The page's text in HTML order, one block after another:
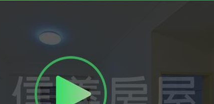
C 亞洲電台
D 亞洲電台
E 中德里